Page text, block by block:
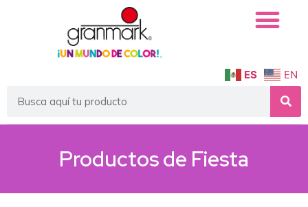
ES EN
Productos de Fiesta